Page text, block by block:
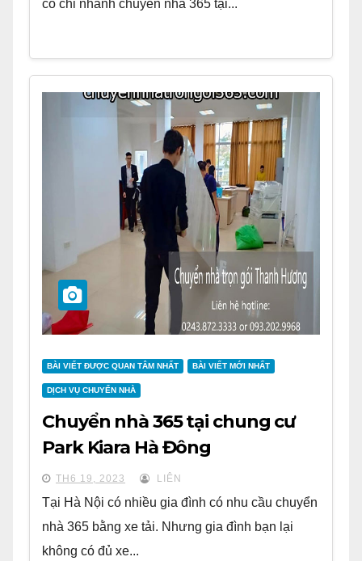
có chi nhánh chuyển nhà 365 tại...
BÀI VIẾT ĐƯỢC QUAN TÂM NHẤT BÀI VIẾT MỚI NHẤT
DỊCH VỤ CHUYỂN NHÀ
Chuyển nhà 365 tại chung cư
Park Kiara Hà Đông
TH6 19, 2023 LIÊN
Tại Hà Nội có nhiều gia đình có nhu cầu chuyển
nhà 365 bằng xe tải. Nhưng gia đình bạn lại
không có đủ xe...